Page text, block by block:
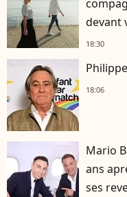
devant
18:30
18:06
Mario
ans
ses